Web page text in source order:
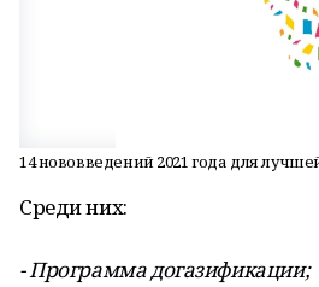
14 нововведений 2021 года для
Среди них:
- Программа догазификации;